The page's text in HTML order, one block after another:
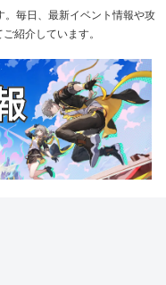
。毎日、最新イベント情報や攻
紹介しています。